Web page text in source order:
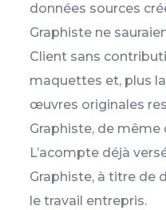
données sources
Graphiste ne
Client sans
maquettes et, plus
œuvres originales
Graphiste, de même
L’acompte déjà
Graphiste, à titre de
le travail entrepris.